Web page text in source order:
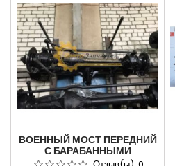
ВОЕННЫЙ МОСТ ПЕРЕДНИЙ
С БАРАБАННЫМИ
ТОРМОЗАМИ НА УАЗ